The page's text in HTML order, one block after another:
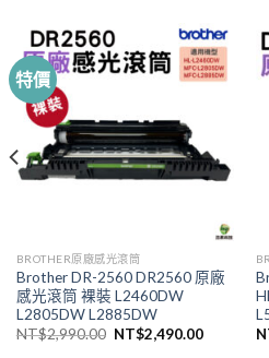
特價
BROTHER原廠感光滾筒
Brother DR-2560 DR2560 原廠
感光滾筒 裸裝 L2460DW
L2805DW L2885DW
NT$2,990.00 原
NT$2,490.00目